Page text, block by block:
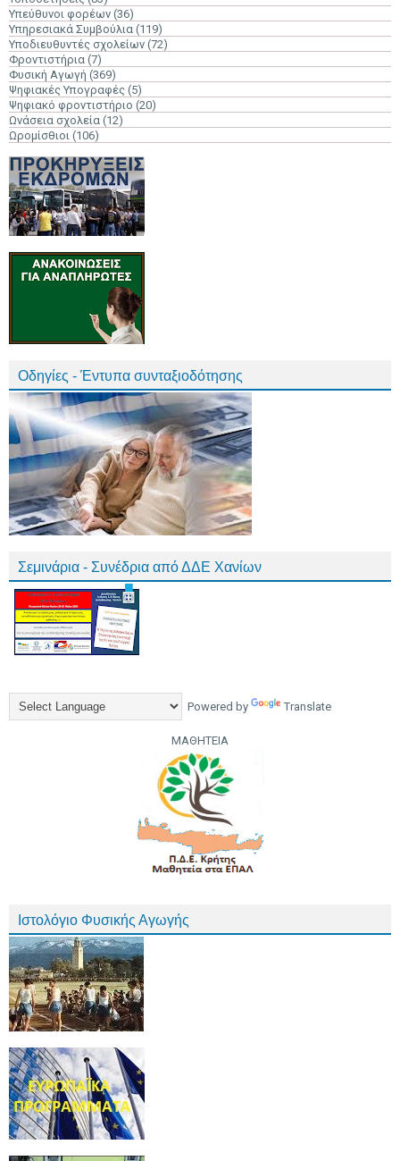
Υπεύθυνοι φορέων (36)
Υπηρεσιακά Συμβούλια (119)
Υποδιευθυντές σχολείων (72)
Φροντιστήρια (7)
Φυσική Αγωγή (369)
Ψηφιακές Υπογραφές (5)
Ψηφιακό φροντιστήριο (20)
Ωνάσεια σχολεία (12)
Ωρομίσθιοι (106)
Οδηγίες - Έντυπα συνταξιοδότησης
Σεμινάρια - Συνέδρια από ΔΔΕ Χανίων
Powered by Translate
ΜΑΘΗΤΕΙΑ
Ιστολόγιο Φυσικής Αγωγής